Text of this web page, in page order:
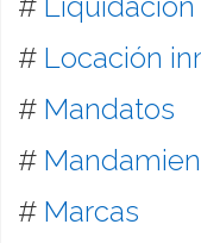
# Locación
# Mandatos
#
# Marcas